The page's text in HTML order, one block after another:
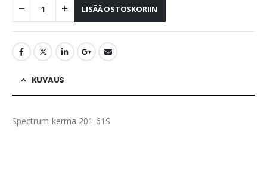
LISÄÄ OSTOSKORIIN
KUVAUS
Spectrum kerma 201-61S